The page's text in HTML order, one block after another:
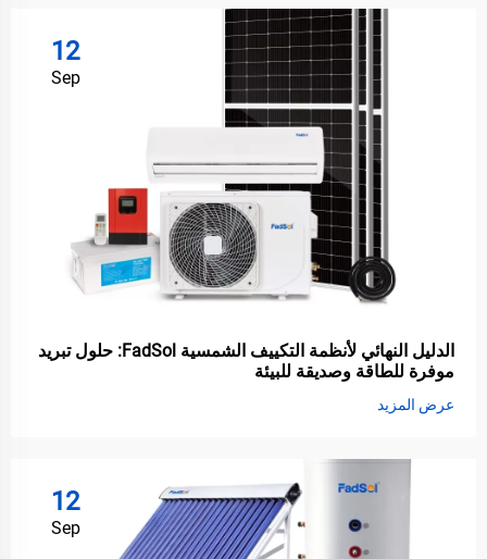
12
Sep
الدليل النهائي لأنظمة التكييف الشمسية FadSol: حلول تبريد
موفرة للطاقة وصديقة للبيئة
عرض المزيد
12
Sep